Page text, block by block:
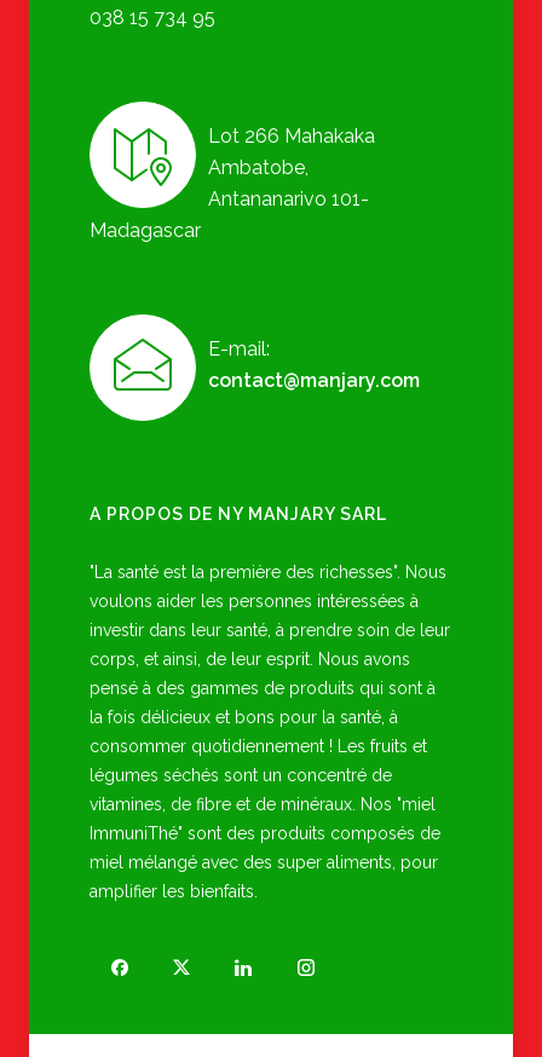
038 15 734 95
Lot 266 Mahakaka
Ambatobe,
Antananarivo 101-
Madagascar
E-mail:
contact@manjary.com
A PROPOS DE NY MANJARY SARL
"La santé est la première des richesses". Nous
voulons aider les personnes intéressées à
investir dans leur santé, à prendre soin de leur
corps, et ainsi, de leur esprit. Nous avons
pensé à des gammes de produits qui sont à
la fois délicieux et bons pour la santé, à
consommer quotidiennement ! Les fruits et
légumes séchés sont un concentré de
vitamines, de fibre et de minéraux. Nos "miel
ImmuniThé" sont des produits composés de
miel mélangé avec des super aliments, pour
amplifier les bienfaits.